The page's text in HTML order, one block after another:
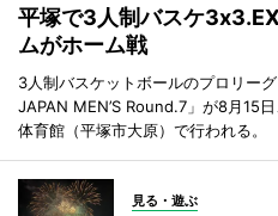
平塚で3人制バスケ
ムがホーム戦
3人制バスケットボールのプロリー
JAPAN MEN’S Round.7」が8月15
体育館（平塚市大原）で行われる。
見る・遊ぶ